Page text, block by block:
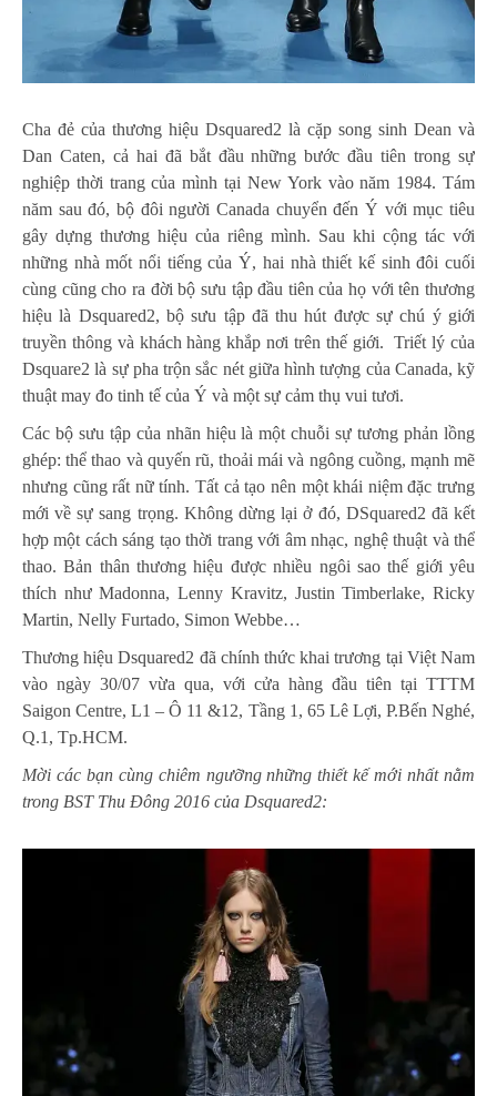
Cha đẻ của thương hiệu Dsquared2 là cặp song sinh Dean và
Dan Caten, cả hai đã bắt đầu những bước đầu tiên trong sự
nghiệp thời trang của mình tại New York vào năm 1984. Tám
năm sau đó, bộ đôi người Canada chuyển đến Ý với mục tiêu
gây dựng thương hiệu của riêng mình. Sau khi cộng tác với
những nhà mốt nổi tiếng của Ý, hai nhà thiết kế sinh đôi cuối
cùng cũng cho ra đời bộ sưu tập đầu tiên của họ với tên thương
hiệu là Dsquared2, bộ sưu tập đã thu hút được sự chú ý giới
truyền thông và khách hàng khắp nơi trên thế giới. Triết lý của
Dsquare2 là sự pha trộn sắc nét giữa hình tượng của Canada, kỹ
thuật may đo tinh tế của Ý và một sự cảm thụ vui tươi.
Các bộ sưu tập của nhãn hiệu là một chuỗi sự tương phản lồng
ghép: thể thao và quyến rũ, thoải mái và ngông cuồng, mạnh mẽ
nhưng cũng rất nữ tính. Tất cả tạo nên một khái niệm đặc trưng
mới về sự sang trọng. Không dừng lại ở đó, DSquared2 đã kết
hợp một cách sáng tạo thời trang với âm nhạc, nghệ thuật và thể
thao. Bản thân thương hiệu được nhiều ngôi sao thế giới yêu
thích như Madonna, Lenny Kravitz, Justin Timberlake, Ricky
Martin, Nelly Furtado, Simon Webbe…
Thương hiệu Dsquared2 đã chính thức khai trương tại Việt Nam
vào ngày 30/07 vừa qua, với cửa hàng đầu tiên tại TTTM
Saigon Centre, L1 – Ô 11 &12, Tầng 1, 65 Lê Lợi, P.Bến Nghé,
Q.1, Tp.HCM.
Mời các bạn cùng chiêm ngưỡng những thiết kế mới nhất nằm
trong BST Thu Đông 2016 của Dsquared2: